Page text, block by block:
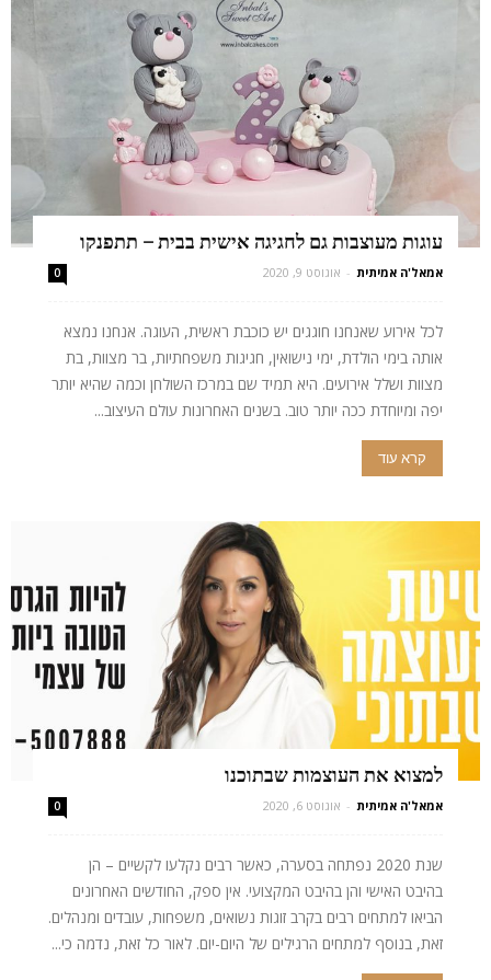
עוגות מעוצבות גם לחגיגה אישית בבית – תתפנקו
אמאל'ה אמיתית - אוגוסט 9, 2020 0
לכל אירוע שאנחנו חוגגים יש כוכבת ראשית, העוגה. אנחנו נמצא
אותה בימי הולדת, ימי נישואין, חגיגות משפחתיות, בר מצוות, בת
מצוות ושלל אירועים. היא תמיד שם במרכז השולחן וכמה שהיא יותר
יפה ומיוחדת ככה יותר טוב. בשנים האחרונות עולם העיצוב...
קרא עוד
למצוא את העוצמות שבתוכנו
אמאל'ה אמיתית - אוגוסט 6, 2020 0
שנת 2020 נפתחה בסערה, כאשר רבים נקלעו לקשיים – הן
בהיבט האישי והן בהיבט המקצועי. אין ספק, החודשים האחרונים
הביאו למתחים רבים בקרב זוגות נשואים, משפחות, עובדים ומנהלים.
זאת, בנוסף למתחים הרגילים של היום-יום. לאור כל זאת, נדמה כי...